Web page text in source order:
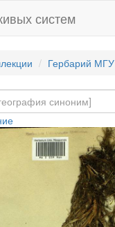
систем
Гербарий МГУ